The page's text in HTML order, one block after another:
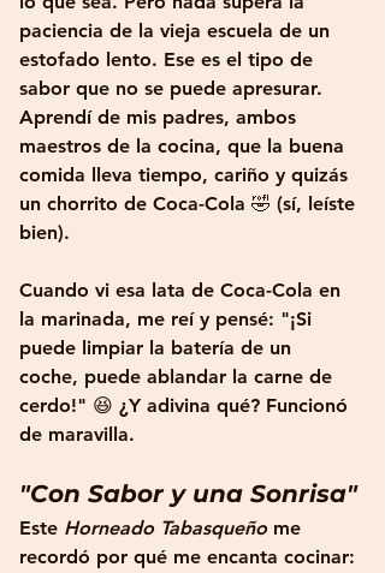
paciencia de la vieja escuela de un
estofado lento. Ese es el tipo de
sabor que no se puede apresurar.
Aprendí de mis padres, ambos
maestros de la cocina, que la buena
comida lleva tiempo, cariño y quizás
un chorrito de Coca-Cola 🤣 (sí, leíste
bien).
Cuando vi esa lata de Coca-Cola en
la marinada, me reí y pensé: "¡Si
puede limpiar la batería de un
coche, puede ablandar la carne de
cerdo!" 😆 ¿Y adivina qué? Funcionó
de maravilla.
"Con Sabor y una Sonrisa"
Este Horneado Tabasqueño me
recordó por qué me encanta cocinar: